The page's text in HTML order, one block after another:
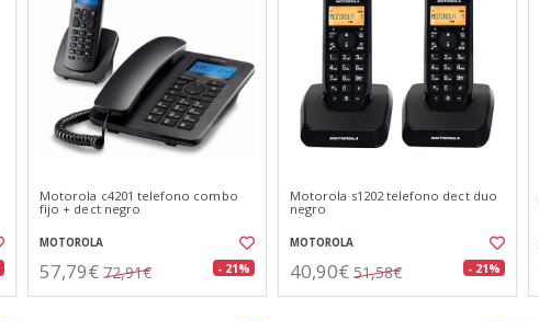
Motorola c4201 telefono combo
fijo + dect negro
MOTOROLA
57,79€ 72,91€ - 21%
Motorola s1202 telefono dect duo
negro
MOTOROLA
40,90€ 51,58€ - 21%